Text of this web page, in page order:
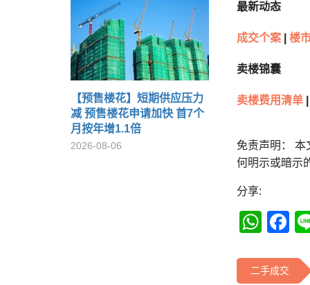
【预售楼花】短期供应压力
减 预售楼花申请加快 首7个
月按年增1.1倍
2026-08-06
最新动态
成交个案 楼
卖楼锦囊
卖楼费用清单
免责声明：
何明示或暗示
分享:
二手成交